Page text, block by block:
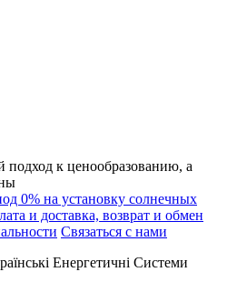
к ценообразованию, а
0% на установку солнечных
и доставка, возврат и обмен
Связаться с нами
Енергетичні Системи